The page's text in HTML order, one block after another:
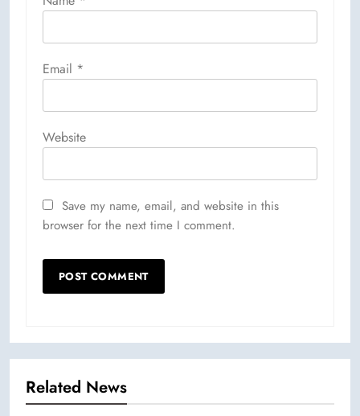
Email *
Website
Save my name, email, and website in this
browser for the next time I comment.
Related News